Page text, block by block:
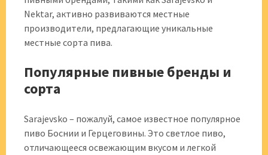
Nektar, активно развиваются местные
производители, предлагающие уникальные
местные сорта пива.
Популярные пивные бренды и
сорта
Sarajevsko – пожалуй, самое известное популярное
пиво Боснии и Герцеговины. Это светлое пиво,
отличающееся освежающим вкусом и легкой